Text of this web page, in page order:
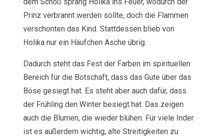
Prinz verbrannt werden sollte, doch die Flammen
verschonten das Kind. Stattdessen blieb von
Holika nur ein Häufchen Asche übrig.
Dadurch steht das Fest der Farben im spirituellen
Bereich für die Botschaft, dass das Gute über das
Böse gesiegt hat. Es steht aber auch dafür, dass
der Frühling den Winter besiegt hat. Das zeigen
auch die Blumen, die wieder blühen. Für viele Inder
ist es außerdem wichtig, alte Streitigkeiten zu